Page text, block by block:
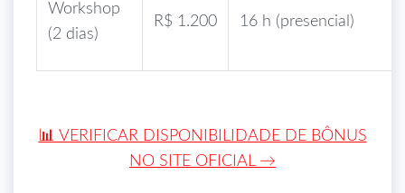
Workshop
(2 dias)
R$ 1.200 16 h (presencial)
📊 VERIFICAR DISPONIBILIDADE DE BÔNUS
NO SITE OFICIAL →